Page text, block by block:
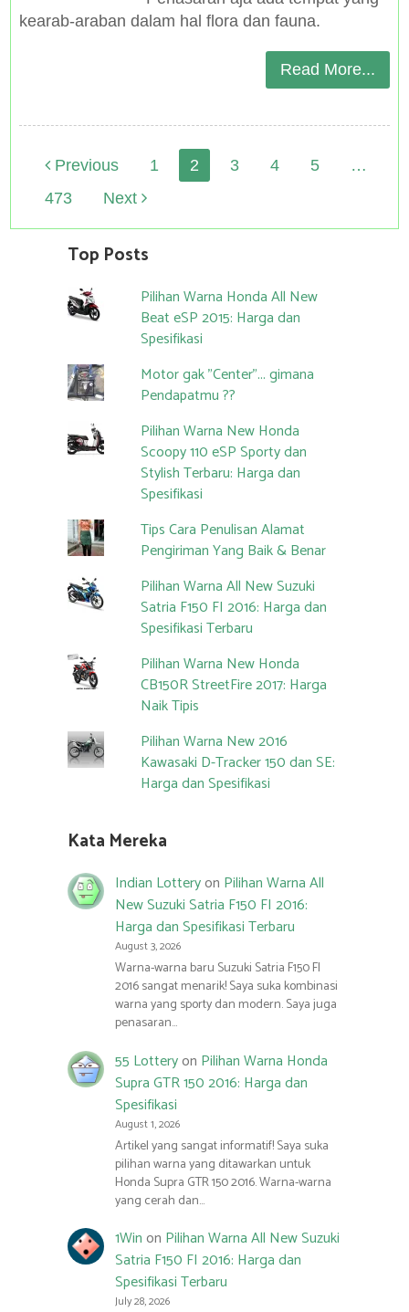
kearab-araban dalam hal flora dan fauna.
Read More...
Posts
navigation
Previous 1 2 3 4 5
…
473
Next
Top Posts
Pilihan Warna Honda All New
Beat eSP 2015: Harga dan
Spesifikasi
Motor gak "Center"... gimana
Pendapatmu ??
Pilihan Warna New Honda
Scoopy 110 eSP Sporty dan
Stylish Terbaru: Harga dan
Spesifikasi
Tips Cara Penulisan Alamat
Pengiriman Yang Baik & Benar
Pilihan Warna All New Suzuki
Satria F150 FI 2016: Harga dan
Spesifikasi Terbaru
Pilihan Warna New Honda
CB150R StreetFire 2017: Harga
Naik Tipis
Pilihan Warna New 2016
Kawasaki D-Tracker 150 dan SE:
Harga dan Spesifikasi
Kata Mereka
Indian Lotteryon Pilihan Warna All
New Suzuki Satria F150 FI 2016:
Harga dan Spesifikasi Terbaru
August 3, 2026
Warna-warna baru Suzuki Satria F150 FI
2016 sangat menarik! Saya suka kombinasi
warna yang sporty dan modern. Saya juga
penasaran…
55 Lotteryon Pilihan Warna Honda
Supra GTR 150 2016: Harga dan
Spesifikasi
August 1, 2026
Artikel yang sangat informatif! Saya suka
pilihan warna yang ditawarkan untuk
Honda Supra GTR 150 2016. Warna-warna
yang cerah dan…
1Winon Pilihan Warna All New Suzuki
Satria F150 FI 2016: Harga dan
Spesifikasi Terbaru
July 28, 2026